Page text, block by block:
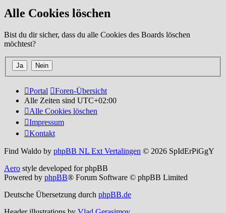
Alle Cookies löschen
Bist du dir sicher, dass du alle Cookies des Boards löschen
möchtest?
Portal
Foren-Übersicht
Alle Zeiten sind UTC+02:00
Alle Cookies löschen
Impressum
Kontakt
Find Waldo by phpBB NL Ext Vertalingen © 2026 SpIdErPiGgY
Aero style developed for phpBB
Powered by phpBB® Forum Software © phpBB Limited
Deutsche Übersetzung durch phpBB.de